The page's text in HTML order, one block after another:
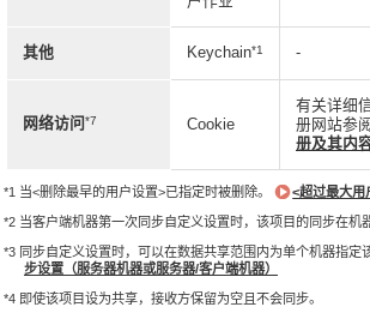
其他 Keychain*1 -
网络访问*7 Cookie
有关详细
册网站参
册及其内
*1 当<删除最早的用户设置>已指定时被删除。 <超过最大用
*2 当客户端机器第一次同步自定义设置时，该项目的同步在机
*3 同步自定义设置时，可以在数据共享范围内为单个机器指定
步设置（服务器机器或服务器/客户端机器）
*4 即使该项目设为共享，接收方保留为空且不会同步。